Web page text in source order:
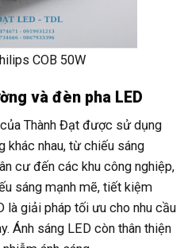
COB 50W
và đèn pha LED
Thành Đạt được sử dụng
khác nhau, từ chiếu sáng
cư đến các khu công nghiệp,
sáng mạnh mẽ, tiết kiệm
là giải pháp tối ưu cho nhu cầu
Ánh sáng LED còn thân thiện